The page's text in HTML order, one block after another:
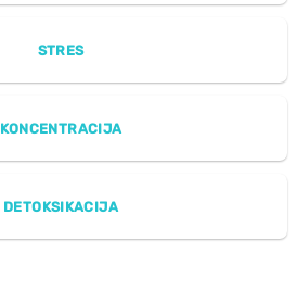
STRES
KONCENTRACIJA
DETOKSIKACIJA